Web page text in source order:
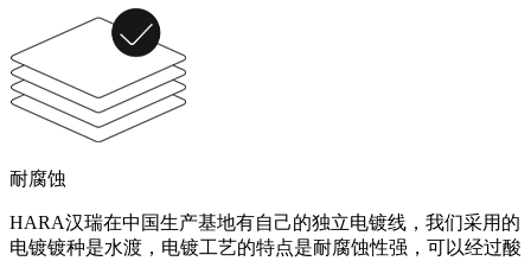
耐腐蚀
HARA汉瑞在中国生产基地有自己的独立电镀线，我们采用的
电镀镀种是水渡，电镀工艺的特点是耐腐蚀性强，可以经过酸